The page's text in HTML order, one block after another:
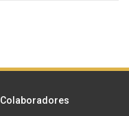
Colaboradores